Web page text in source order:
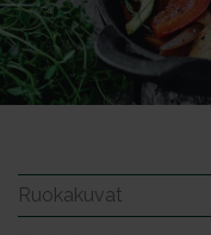
Ruokakuvat